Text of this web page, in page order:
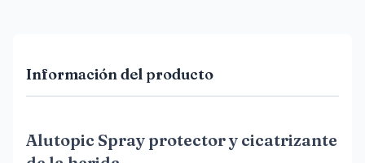
Información del producto
Alutopic Spray protector y cicatrizante